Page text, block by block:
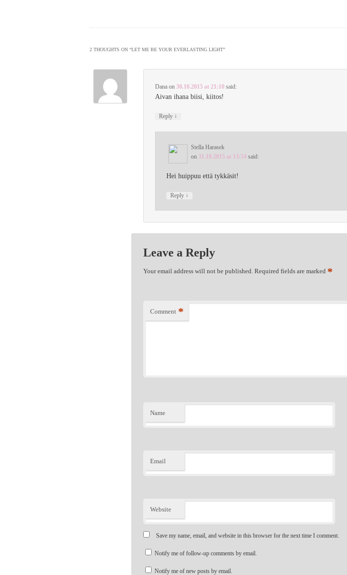
2 THOUGHTS ON “LET ME BE YOUR EVERLASTING LIGHT”
Danaon 30.10.2015 at 21:10 said:
Aivan ihana biisi, kiitos!
Reply ↓
Stella Harasek
on 31.10.2015 at 13:54 said:
Hei huippuu että tykkäsit!
Reply ↓
Leave a Reply
Your email address will not be published. Required fields are marked *
Comment *
Name
Email
Website
Save my name, email, and website in this browser for the next time I comment.
Notify me of follow-up comments by email.
Notify me of new posts by email.